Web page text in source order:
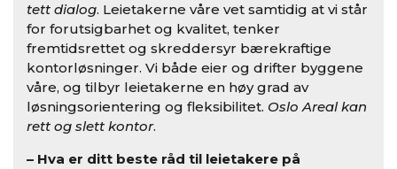
tett dialog. Leietakerne våre vet samtidig at vi står
for forutsigbarhet og kvalitet, tenker
fremtidsrettet og skreddersyr bærekraftige
kontorløsninger. Vi både eier og drifter byggene
våre, og tilbyr leietakerne en høy grad av
løsningsorientering og fleksibilitet. Oslo Areal kan
rett og slett kontor.
– Hva er ditt beste råd til leietakere på